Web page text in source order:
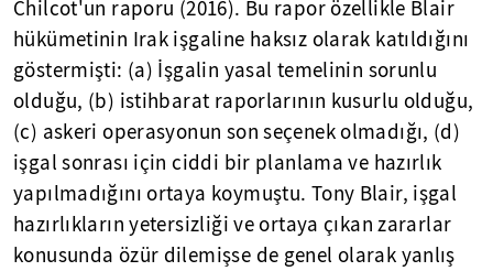
Chilcot'un raporu (2016). Bu rapor özellikle Blair
hükümetinin Irak işgaline haksız olarak katıldığını
göstermişti: (a) İşgalin yasal temelinin sorunlu
olduğu, (b) istihbarat raporlarının kusurlu olduğu,
(c) askeri operasyonun son seçenek olmadığı, (d)
işgal sonrası için ciddi bir planlama ve hazırlık
yapılmadığını ortaya koymuştu. Tony Blair, işgal
hazırlıkların yetersizliği ve ortaya çıkan zararlar
konusunda özür dilemişse de genel olarak yanlış